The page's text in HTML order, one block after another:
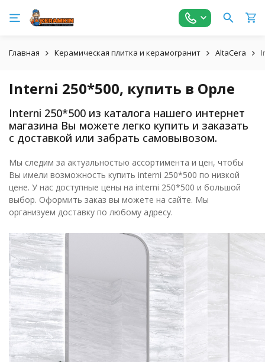
Главная Керамическая плитка и керамогранит AltaCera
Interni 250*500, купить в Орле
Interni 250*500 из каталога нашего интернет
магазина Вы можете легко купить и заказать
с доставкой или забрать самовывозом.
Мы следим за актуальностью ассортимента и цен, чтобы
Вы имели возможность купить interni 250*500 по низкой
цене. У нас доступные цены на interni 250*500 и большой
выбор. Оформить заказ вы можете на сайте. Мы
организуем доставку по любому адресу.